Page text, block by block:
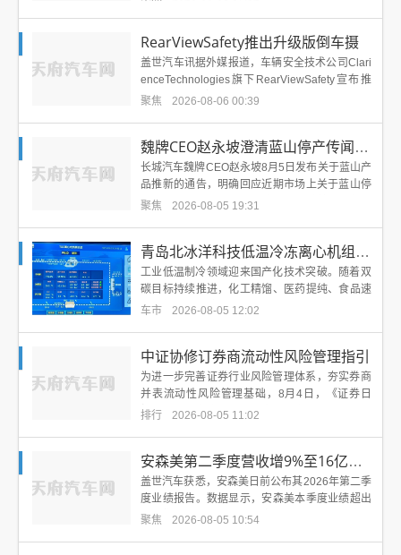
RearViewSafety推出升级版倒车摄
盖世汽车讯据外媒报道，车辆安全技术公司Clari
enceTechnologies旗下RearViewSafety宣布推
出升级版倒车摄像头Ai...
聚焦 2026-08-06 00:39
魏牌CEO赵永坡澄清蓝山停产传闻：未停产，计
长城汽车魏牌CEO赵永坡8月5日发布关于蓝山产
品推新的通告，明确回应近期市场上关于蓝山停
产的传闻。 赵永坡在通告中表示，随着魏牌新车
聚焦 2026-08-05 19:31
青岛北冰洋科技低温冷冻离心机组落地 工业冷冻
工业低温制冷领域迎来国产化技术突破。随着双
碳目标持续推进，化工精馏、医药提纯、食品速
冻、锂电电解液等制造业领域对低温冷源的能效
车市 2026-08-05 12:02
中证协修订券商流动性风险管理指引
为进一步完善证券行业风险管理体系，夯实券商
并表流动性风险管理基础，8月4日，《证券日
报》记者从券商处获悉，中国证券业协会于近期
排行 2026-08-05 11:02
安森美第二季度营收增9%至16亿美元
盖世汽车获悉，安森美日前公布其2026年第二季
度业绩报告。数据显示，安森美本季度业绩超出
自身指引，营收与利润均实现同比增长，其中人
聚焦 2026-08-05 10:54